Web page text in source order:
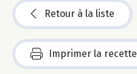
Retour à la liste
Imprimer la recette